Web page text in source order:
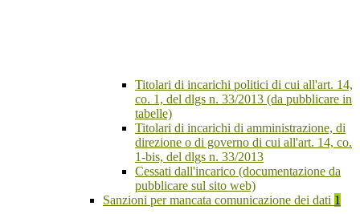
Titolari di incarichi politici di cui all'art. 14,
co. 1, del dlgs n. 33/2013 (da pubblicare in
tabelle)
Titolari di incarichi di amministrazione, di
direzione o di governo di cui all'art. 14, co.
1-bis, del dlgs n. 33/2013
Cessati dall'incarico (documentazione da
pubblicare sul sito web)
Sanzioni per mancata comunicazione dei dati 1